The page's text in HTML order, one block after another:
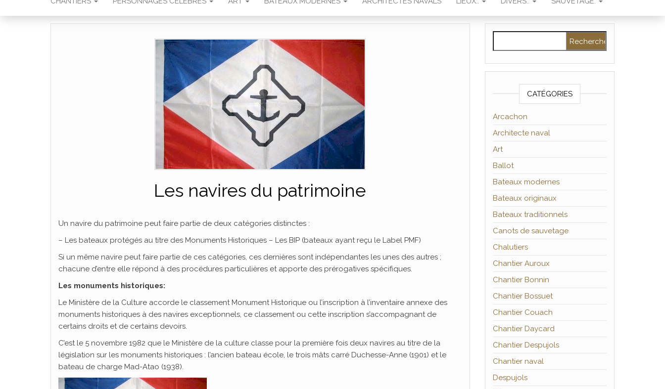
Les navires du patrimoine
Un navire du patrimoine peut faire partie de deux catégories distinctes :
– Les bateaux protégés au titre des Monuments Historiques – Les BIP (bateaux ayant reçu le Label PMF)
Si un même navire peut faire partie de ces catégories, ces dernières sont indépendantes les unes des autres ;
chacune d’entre elle répond à des procédures particulières et apporte des prérogatives spécifiques.
Les monuments historiques:
Le Ministère de la Culture accorde le classement Monument Historique ou l’inscription à l’inventaire annexe des
monuments historiques à des navires exceptionnels, ce classement ou cette inscription s’accompagnant de
certains droits et de certains devoirs.
C’est le 5 novembre 1982 que le Ministère de la culture classe pour la première fois deux navires au titre de la
législation sur les monuments historiques : l’ancien bateau école, le trois mâts carré Duchesse-Anne (1901) et le
bateau de charge Mad-Atao (1938).
CATÉGORIES
Arcachon
Architecte naval
Art
Ballot
Bateaux modernes
Bateaux originaux
Bateaux traditionnels
Canots de sauvetage
Chalutiers
Chantier Auroux
Chantier Bonnin
Chantier Bossuet
Chantier Couach
Chantier Daycard
Chantier Despujols
Chantier naval
Despujols